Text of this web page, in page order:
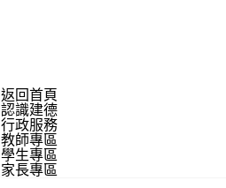
返回首頁
認識建德
行政服務
教師專區
學生專區
家長專區